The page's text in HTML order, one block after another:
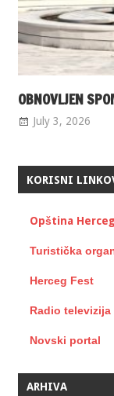
OBNOVLJEN
July 3, 2026
KORISNI
Opština
Turistička
Herceg Fest
Radio televizija
Novski portal
ARHIVA